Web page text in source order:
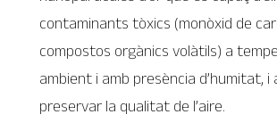
contaminants tòxics (monòxid de
compostos orgànics volàtils) a
ambient i amb presència d’humitat, i
preservar la qualitat de l’aire.